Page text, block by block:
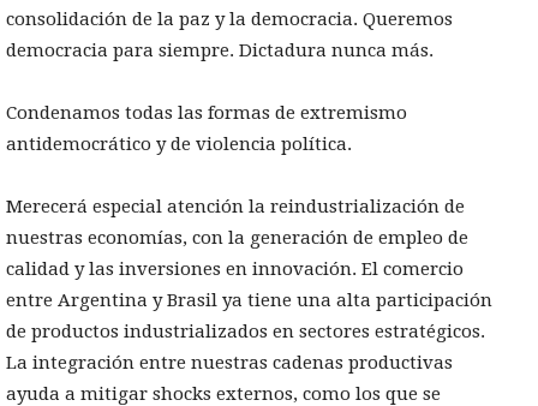
consolidación de la paz y la democracia. Queremos
democracia para siempre. Dictadura nunca más.
Condenamos todas las formas de extremismo
antidemocrático y de violencia política.
Merecerá especial atención la reindustrialización de
nuestras economías, con la generación de empleo de
calidad y las inversiones en innovación. El comercio
entre Argentina y Brasil ya tiene una alta participación
de productos industrializados en sectores estratégicos.
La integración entre nuestras cadenas productivas
ayuda a mitigar shocks externos, como los que se